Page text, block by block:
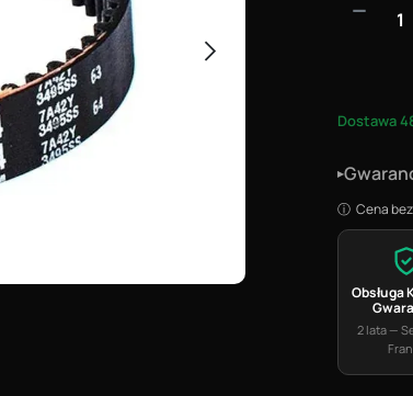
Dostawa
▸
Cena
Obsługa
2 lata —